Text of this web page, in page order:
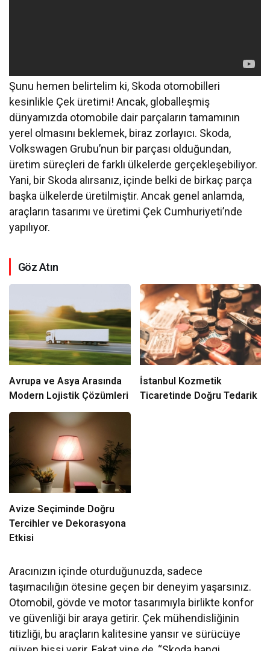
Şunu hemen belirtelim ki, Skoda otomobilleri
kesinlikle Çek üretimi! Ancak, globalleşmiş
dünyamızda otomobile dair parçaların tamamının
yerel olmasını beklemek, biraz zorlayıcı. Skoda,
Volkswagen Grubu’nun bir parçası olduğundan,
üretim süreçleri de farklı ülkelerde gerçekleşebiliyor.
Yani, bir Skoda alırsanız, içinde belki de birkaç parça
başka ülkelerde üretilmiştir. Ancak genel anlamda,
araçların tasarımı ve üretimi Çek Cumhuriyeti’nde
yapılıyor.
Göz Atın
Avrupa ve Asya Arasında
Modern Lojistik Çözümleri
İstanbul Kozmetik
Ticaretinde Doğru Tedarik
Avize Seçiminde Doğru
Tercihler ve Dekorasyona
Etkisi
Aracınızın içinde oturduğunuzda, sadece
taşımacılığın ötesine geçen bir deneyim yaşarsınız.
Otomobil, gövde ve motor tasarımıyla birlikte konfor
ve güvenliği bir araya getirir. Çek mühendisliğinin
titizliği, bu araçların kalitesine yansır ve sürücüye